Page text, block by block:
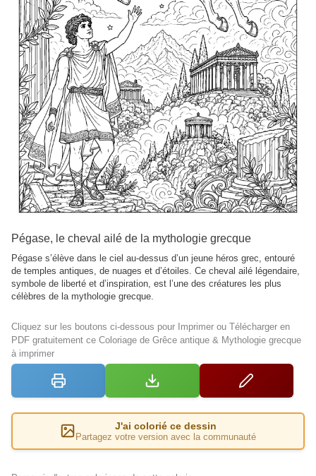
Pégase, le cheval ailé de la mythologie grecque
Pégase s’élève dans le ciel au-dessus d’un jeune héros grec, entouré
de temples antiques, de nuages et d’étoiles. Ce cheval ailé légendaire,
symbole de liberté et d’inspiration, est l’une des créatures les plus
célèbres de la mythologie grecque.
Cliquez sur les boutons ci-dessous pour Imprimer ou Télécharger en
PDF gratuitement ce Coloriage de Grêce antique & Mythologie grecque
à imprimer
J'ai colorié ce dessin
Partagez votre version avec la communauté